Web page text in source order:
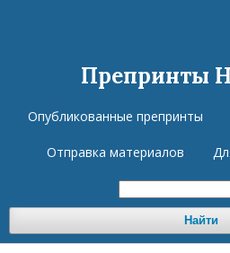
Препринты
Опубликованные препринты
Отправка материалов
Найти